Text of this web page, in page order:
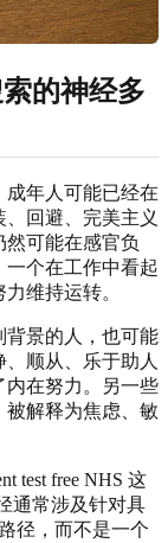
的神经多
成年人可能已经在
回避、完美主义
可能在感官负
个在工作中看起
维持运转。
背景的人，也可能
顺从、乐于助人
内在努力。另一些
被解释为焦虑、敏
test free NHS 这
通常涉及针对具
径，而不是一个